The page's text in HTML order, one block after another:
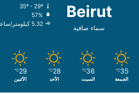
Beirut
سماء صافية
35º - 29º
57%
5.32 كيلومتر/ساعة
35
℃
الجمعة
36
℃
السبت
28
℃
الأحد
29
℃
الأثنين